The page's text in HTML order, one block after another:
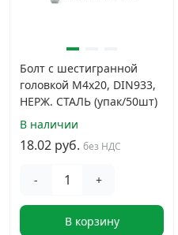
Болт с шестигранной
головкой M4х20, DIN933,
НЕРЖ. СТАЛЬ (упак/50шт)
В наличии
18.02 руб. без НДС
- +
В корзину